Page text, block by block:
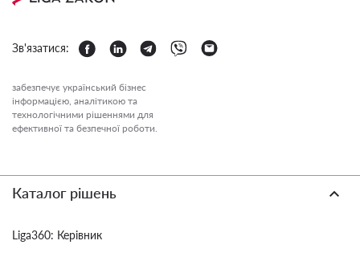
Зв'язатися:
забезпечує український бізнес
інформацією, аналітикою та
технологічними рішеннями для
ефективної та безпечної роботи.
Каталог рішень
Liga360: Керівник